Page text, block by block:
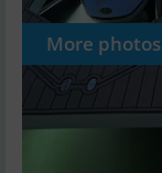
More photos